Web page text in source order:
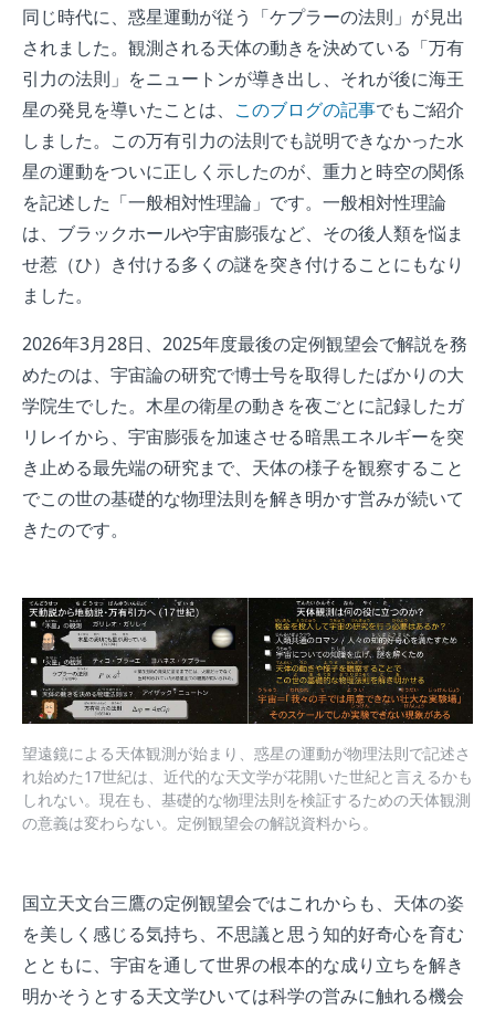
同じ時代に、惑星運動が従う「ケプラーの法則」が見出
されました。観測される天体の動きを決めている「万有
引力の法則」をニュートンが導き出し、それが後に海王
星の発見を導いたことは、 このブログの記事でもご紹介
しました。この万有引力の法則でも説明できなかった水
星の運動をついに正しく示したのが、重力と時空の関係
を記述した「一般相対性理論」です。一般相対性理論
は、ブラックホールや宇宙膨張など、その後人類を悩ま
せ惹（ひ）き付ける多くの謎を突き付けることにもなり
ました。
2026年3月28日、2025年度最後の定例観望会で解説を務
めたのは、宇宙論の研究で博士号を取得したばかりの大
学院生でした。木星の衛星の動きを夜ごとに記録したガ
リレイから、宇宙膨張を加速させる暗黒エネルギーを突
き止める最先端の研究まで、天体の様子を観察すること
でこの世の基礎的な物理法則を解き明かす営みが続いて
きたのです。
望遠鏡による天体観測が始まり、惑星の運動が物理法則で記述さ
れ始めた17世紀は、近代的な天文学が花開いた世紀と言えるかも
しれない。現在も、基礎的な物理法則を検証するための天体観測
の意義は変わらない。定例観望会の解説資料から。
国立天文台三鷹の定例観望会ではこれからも、天体の姿
を美しく感じる気持ち、不思議と思う知的好奇心を育む
とともに、宇宙を通して世界の根本的な成り立ちを解き
明かそうとする天文学ひいては科学の営みに触れる機会